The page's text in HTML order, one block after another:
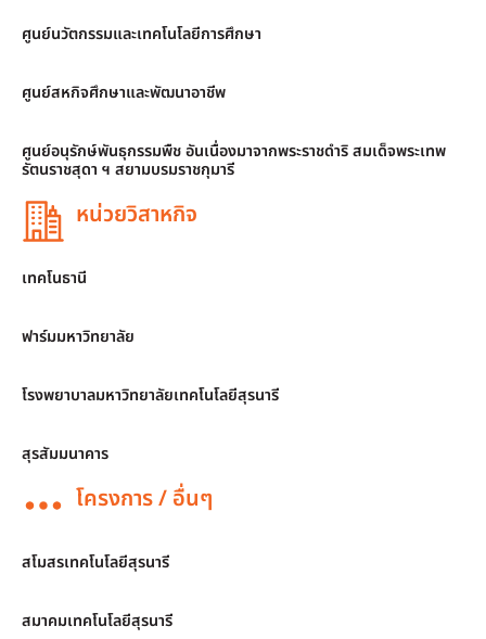
ศูนย์นวัตกรรมและเทคโนโลยีการศึกษา
ศูนย์สหกิจศึกษาและพัฒนาอาชีพ
ศูนย์อนุรักษ์พันธุกรรมพืช อันเนื่องมาจากพระราชดำริ สมเด็จพระเทพ
รัตนราชสุดา ฯ สยามบรมราชกุมารี
หน่วยวิสาหกิจ
เทคโนธานี
ฟาร์มมหาวิทยาลัย
โรงพยาบาลมหาวิทยาลัยเทคโนโลยีสุรนารี
สุรสัมมนาคาร
โครงการ / อื่นๆ
สโมสรเทคโนโลยีสุรนารี
สมาคมเทคโนโลยีสุรนารี